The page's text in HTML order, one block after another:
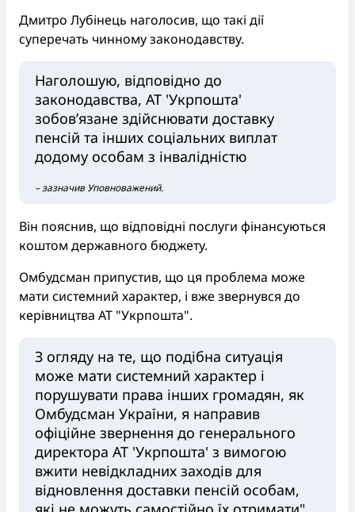
Дмитро Лубінець наголосив, що такі дії
суперечать чинному законодавству.
Наголошую, відповідно до
законодавства, АТ 'Укрпошта'
зобов’язане здійснювати доставку
пенсій та інших соціальних виплат
додому особам з інвалідністю
– зазначив Уповноважений.
Він пояснив, що відповідні послуги фінансуються
коштом державного бюджету.
Омбудсман припустив, що ця проблема може
мати системний характер, і вже звернувся до
керівництва АТ "Укрпошта".
З огляду на те, що подібна ситуація
може мати системний характер і
порушувати права інших громадян, як
Омбудсман України, я направив
офіційне звернення до генерального
директора АТ 'Укрпошта' з вимогою
вжити невідкладних заходів для
відновлення доставки пенсій особам,